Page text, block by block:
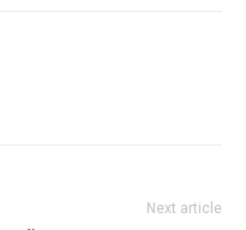
Next article